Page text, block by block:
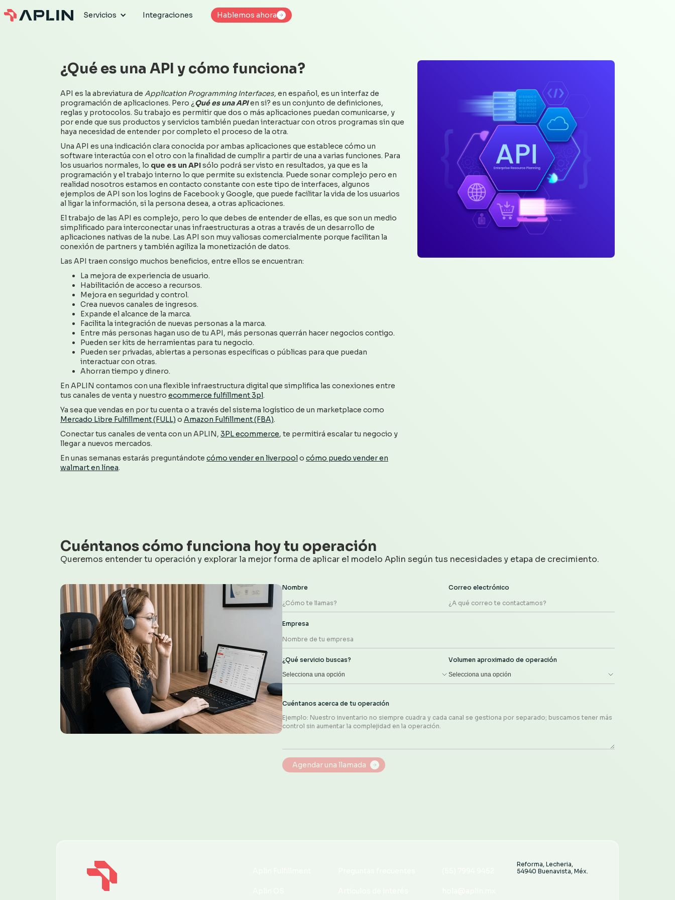
Servicios
Integraciones
Hablemos ahora
Hablemos ahora
¿Qué es una API y cómo funciona?
API es la abreviatura de Application Programming Interfaces, en español, es un interfaz de
programación de aplicaciones. Pero ¿Qué es una APIen si? es un conjunto de definiciones,
reglas y protocolos. Su trabajo es permitir que dos o más aplicaciones puedan comunicarse, y
por ende que sus productos y servicios también puedan interactuar con otros programas sin que
haya necesidad de entender por completo el proceso de la otra.
Una API es una indicación clara conocida por ambas aplicaciones que establece cómo un
software interactúa con el otro con la finalidad de cumplir a partir de una a varias funciones. Para
los usuarios normales, lo que es un APIsólo podrá ser visto en resultados, ya que es la
programación y el trabajo interno lo que permite su existencia. Puede sonar complejo pero en
realidad nosotros estamos en contacto constante con este tipo de interfaces, algunos
ejemplos de API son los logins de Facebook y Google, que puede facilitar la vida de los usuarios
al ligar la información, si la persona desea, a otras aplicaciones.
El trabajo de las API es complejo, pero lo que debes de entender de ellas, es que son un medio
simplificado para interconectar unas infraestructuras a otras a través de un desarrollo de
aplicaciones nativas de la nube. Las API son muy valiosas comercialmente porque facilitan la
conexión de partners y también agiliza la monetización de datos.
Las API traen consigo muchos beneficios, entre ellos se encuentran:
La mejora de experiencia de usuario.
Habilitación de acceso a recursos.
Mejora en seguridad y control.
Crea nuevos canales de ingresos.
Expande el alcance de la marca.
Facilita la integración de nuevas personas a la marca.
Entre más personas hagan uso de tu API, más personas querrán hacer negocios contigo.
Pueden ser kits de herramientas para tu negocio.
Pueden ser privadas, abiertas a personas específicas o públicas para que puedan
interactuar con otras.
Ahorran tiempo y dinero.
En APLIN contamos con una flexible infraestructura digital que simplifica las conexiones entre
tus canales de venta y nuestro ecommerce fulfillment 3pl.
Ya sea que vendas en por tu cuenta o a través del sistema logístico de un marketplace como
Mercado Libre Fulfillment (FULL) o Amazon Fulfillment (FBA).
Conectar tus canales de venta con un APLIN, 3PL ecommerce, te permitirá escalar tu negocio y
llegar a nuevos mercados.
En unas semanas estarás preguntándote cómo vender en liverpoolo cómo puedo vender en
walmart en línea.
Cuéntanos cómo funciona hoy tu operación
Queremos entender tu operación y explorar la mejor forma de aplicar el modelo Aplin según tus necesidades y etapa de crecimiento.
Nombre Correo electrónico
Empresa
¿Qué servicio buscas?
Selecciona una opción
Volumen aproximado de operación
Selecciona una opción
Cuéntanos acerca de tu operación
Reforma, Lecheria,
54940 Buenavista, Méx.